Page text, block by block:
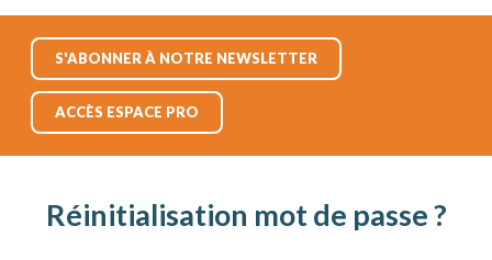
S'ABONNER À NOTRE NEWSLETTER
ACCÈS ESPACE PRO
Réinitialisation mot de passe ?